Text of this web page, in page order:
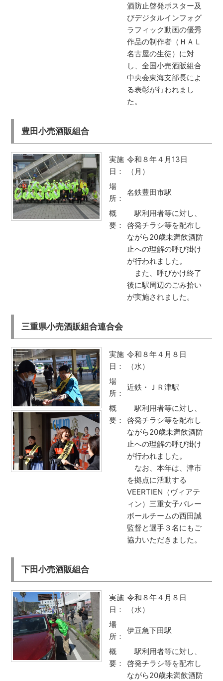
酒防止啓発ポスター及
びデジタルインフォグ
ラフィック動画の優秀
作品の制作者（ＨＡＬ
名古屋の生徒）に対
し、全国小売酒販組合
中央会東海支部長によ
る表彰が行われまし
た。
豊田小売酒販組合
実施
日：
令和８年４月13日
（月）
場
所：
名鉄豊田市駅
概
要：
駅利用者等に対し、
啓発チラシ等を配布し
ながら20歳未満飲酒防
止への理解の呼び掛け
が行われました。
また、呼びかけ終了
後に駅周辺のごみ拾い
が実施されました。
三重県小売酒販組合連合会
実施
日：
令和８年４月８日
（水）
場
所：
近鉄・ＪＲ津駅
概
要：
駅利用者等に対し、
啓発チラシ等を配布し
ながら20歳未満飲酒防
止への理解の呼び掛け
が行われました。
なお、本年は、津市
を拠点に活動する
VEERTIEN（ヴィアテ
ィン）三重女子バレー
ボールチームの西田誠
監督と選手３名にもご
協力いただきました。
下田小売酒販組合
実施
日：
令和８年４月８日
（水）
場
所：
伊豆急下田駅
概
要：
駅利用者等に対し、
啓発チラシ等を配布し
ながら20歳未満飲酒防